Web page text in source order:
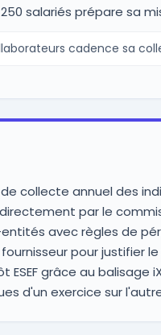
salariés prépare sa
cadence sa
collecte annuel des
par le
avec règles de
pour justifier
grâce au balisage
d'un exercice sur